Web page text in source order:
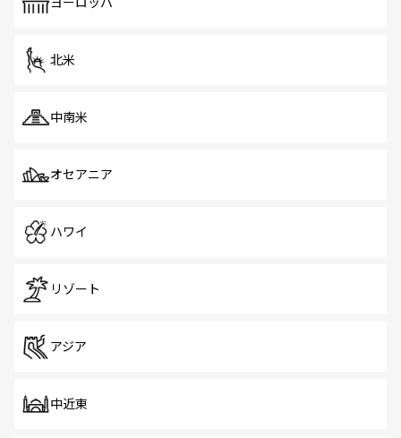
北米
中南米
オセアニア
ハワイ
リゾート
アジア
中近東